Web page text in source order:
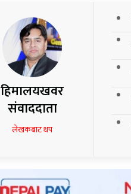
हिमालयखवर
संवाददाता
लेखकबाट थप